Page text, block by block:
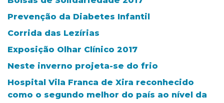
Prevenção da Diabetes Infantil
Corrida das Lezírias
Exposição Olhar Clínico 2017
Neste inverno projeta-se do frio
Hospital Vila Franca de Xira reconhecido
como o segundo melhor do país ao nível da